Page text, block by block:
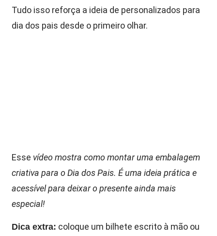
Tudo isso reforça a ideia de personalizados para
dia dos pais desde o primeiro olhar.
Esse vídeo mostra como montar uma embalagem
criativa para o Dia dos Pais. É uma ideia prática e
acessível para deixar o presente ainda mais
especial!
Dica extra: coloque um bilhete escrito à mão ou